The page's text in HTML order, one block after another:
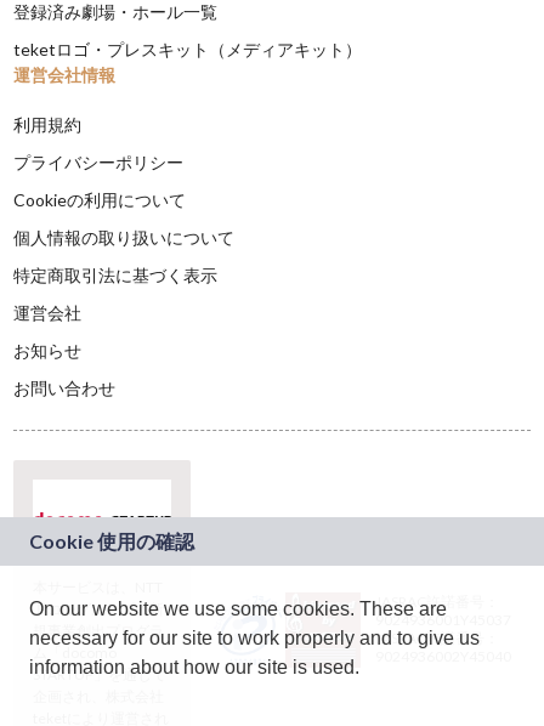
登録済み劇場・ホール一覧
teketロゴ・プレスキット（メディアキット）
運営会社情報
利用規約
プライバシーポリシー
Cookieの利用について
個人情報の取り扱いについて
特定商取引法に基づく表示
運営会社
お知らせ
お問い合わせ
ドコモグループの新
規事業創出プログラ
ム「docomo
STARTUP」を通じて
JASRAC許諾番号：
9024936001Y45037
JASRAC許諾番号：
On our website we use some cookies. These are
necessary for our site to work properly and to give us
information about how our site is used.